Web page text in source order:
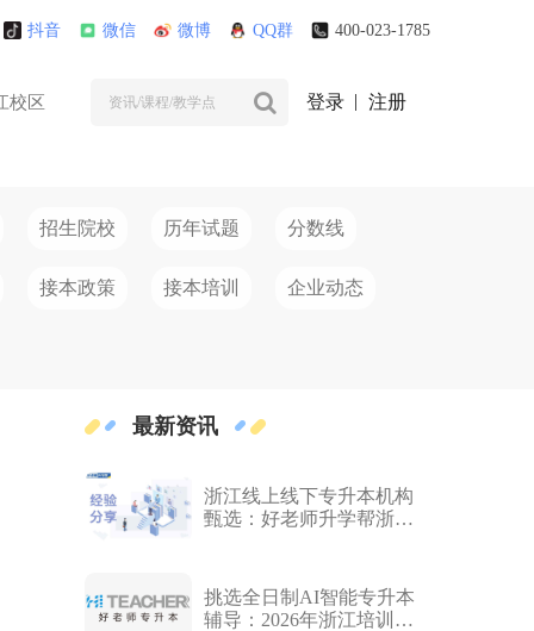
抖音 微信 微博 QQ群 400-023-1785
校区 登录 注册
招生院校 历年试题 分数线
接本政策 接本培训 企业动态
最新资讯
浙江线上线下专升本机构
甄选：好老师升学帮浙江
挑选全日制AI智能专升本
辅导：2026年浙江培训机